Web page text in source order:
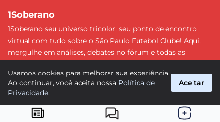
1Soberano
1Soberano seu universo tricolor, seu ponto de encontro
virtual com tudo sobre o São Paulo Futebol Clube! Aqui,
mergulhe em análises, debates no fórum e todas as
detalhe e faça parte dessa comunidade apaixonada pelo
tricolor paulista. #SPFC #SãoPaulo #1Soberano
Usamos cookies para melhorar sua experiência.
Ao continuar, você aceita nossa Política de
Privacidade.
Aceitar